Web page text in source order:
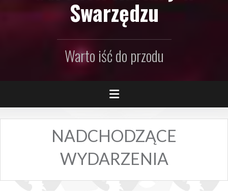
Swarzędzu
Warto iść do przodu
NADCHODZĄCE
WYDARZENIA